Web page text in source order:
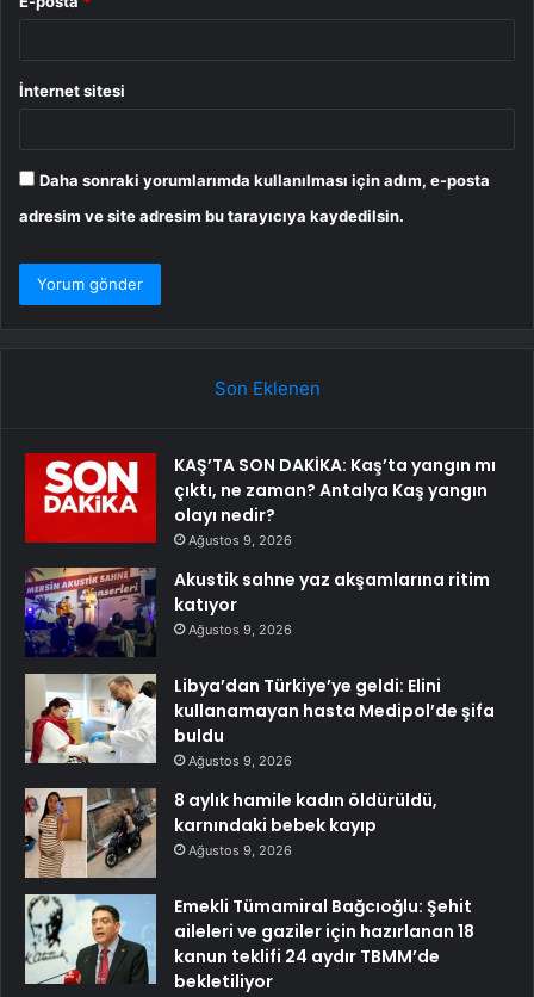
İnternet sitesi
Daha sonraki yorumlarımda kullanılması için adım, e-posta
adresim ve site adresim bu tarayıcıya kaydedilsin.
Son Eklenen
KAŞ’TA SON DAKİKA: Kaş’ta yangın mı
çıktı, ne zaman? Antalya Kaş yangın
olayı nedir?
Ağustos 9, 2026
Akustik sahne yaz akşamlarına ritim
katıyor
Ağustos 9, 2026
Libya’dan Türkiye’ye geldi: Elini
kullanamayan hasta Medipol’de şifa
buldu
Ağustos 9, 2026
8 aylık hamile kadın öldürüldü,
karnındaki bebek kayıp
Ağustos 9, 2026
Emekli Tümamiral Bağcıoğlu: Şehit
aileleri ve gaziler için hazırlanan 18
kanun teklifi 24 aydır TBMM’de
bekletiliyor